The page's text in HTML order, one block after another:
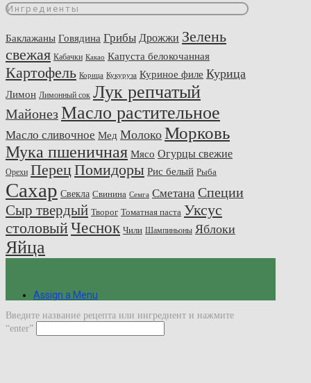
Ингредиенты
Баклажаны Говядина Грибы Дрожжи Зелень
свежая Кабачки Какао Капуста белокочанная
Картофель Корица Кукуруза Куриное филе Курица
Лимон Лимонный сок Лук репчатый
МайонезМасло растительное
Масло сливочное Мед Молоко Морковь
Мука пшеничная Мясо Огурцы свежие
Орехи ПерецПомидоры Рис белый Рыба
Сахар Свекла Свинина Семга Сметана Специи
Сыр твердый Творог Томатная паста Уксус
столовыйЧеснок Чили Шампиньоны Яблоки
Яйца
Assign a Menu
Введите название рецепта или ингредиент и нажмите
“enter”